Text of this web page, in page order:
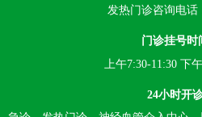
发热门诊咨询电话
门诊挂号时
上午7:30-11:30 下
24小时开